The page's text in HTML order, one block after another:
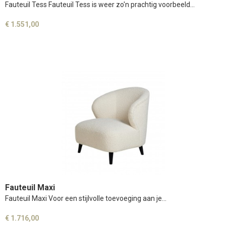
Fauteuil Tess Fauteuil Tess is weer zo'n prachtig voorbeeld…
€ 1.551,00
Fauteuil Maxi
Fauteuil Maxi Voor een stijlvolle toevoeging aan je…
€ 1.716,00